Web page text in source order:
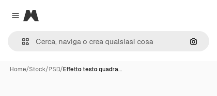
Close menu
Magnific
Cerca
Home/Stock/PSD/Effetto testo quadra…